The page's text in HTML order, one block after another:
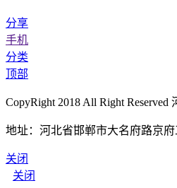
分享
手机
分类
顶部
CopyRight 2018 All Right
地址：河北省邯郸市大名府路京府
关闭
关闭